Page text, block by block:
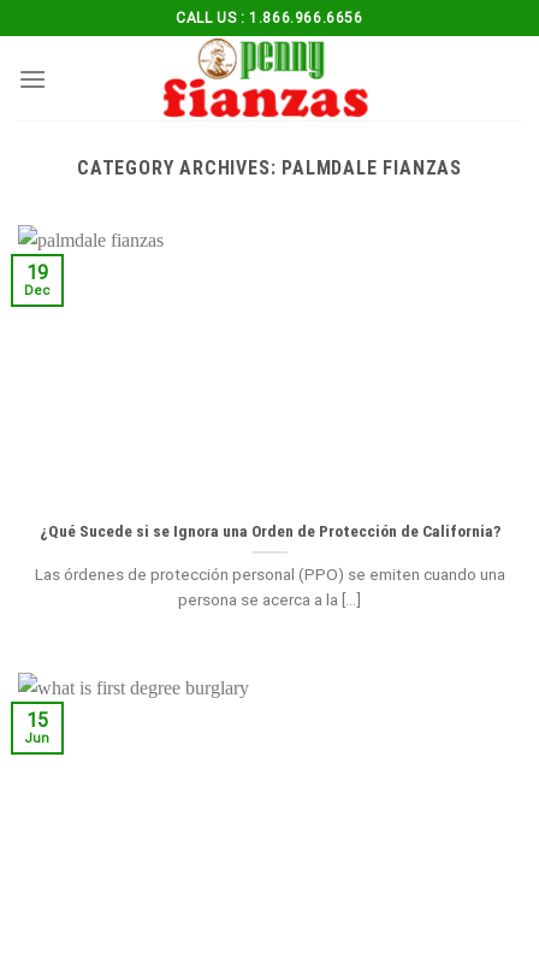
to
content
CALL US : 1.866.966.6656
CATEGORY ARCHIVES: PALMDALE FIANZAS
¿Qué Sucede si se Ignora una Orden de Protección de California?
Las órdenes de protección personal (PPO) se emiten cuando una
persona se acerca a la [...]
19
Dec
15
Jun